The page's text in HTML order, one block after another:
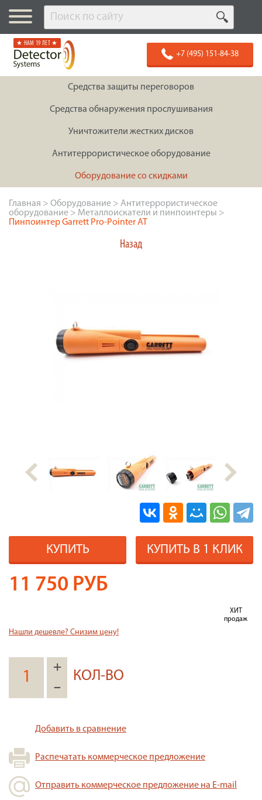
★ НАМ 19 ЛЕТ ★
+7 (495) 151-84-38
Средства защиты переговоров
Средства обнаружения прослушивания
Уничтожители жестких дисков
Антитеррористическое оборудование
Оборудование со скидками
Главная > Оборудование > Антитеррористическое
оборудование > Металлоискатели и пинпоинтеры >
Пинпоинтер Garrett Pro-Pointer AT
Назад
КУПИТЬ КУПИТЬ В 1 КЛИК
11 750 РУБ
ХИТ
продаж
Нашли дешевле? Снизим цену!
+
–
КОЛ-ВО
Добавить в сравнение
Распечатать коммерческое предложение
Отправить коммерческое предложение на E-mail